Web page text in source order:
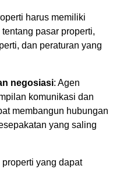
harus memiliki
pasar properti,
dan peraturan yang
negosiasi: Agen
komunikasi dan
membangun hubungan
yang saling
yang dapat